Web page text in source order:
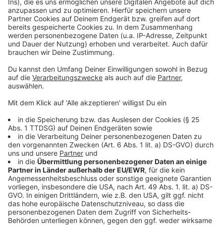
© Copyright: Netflix
Gestatten - Dr. Harry Vanderspeigle.
verraten.
Anzeige
Anzeige